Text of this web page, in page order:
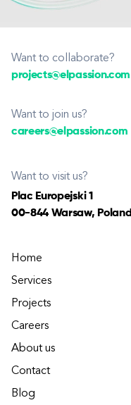
Want to collaborate?
projects@elpassion.com
Want to join us?
careers@elpassion.com
Want to visit us?
Plac Europejski 1
00-844 Warsaw, Poland
Home
Services
Projects
Careers
About us
Contact
Blog